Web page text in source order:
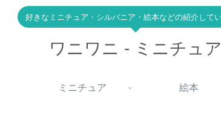
好きなミニチュア・シルバニア・絵本などの紹介してい
ワニワニ - ミニチュア
ミニチュア 絵本